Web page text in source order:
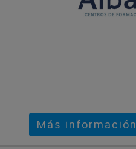
Más información